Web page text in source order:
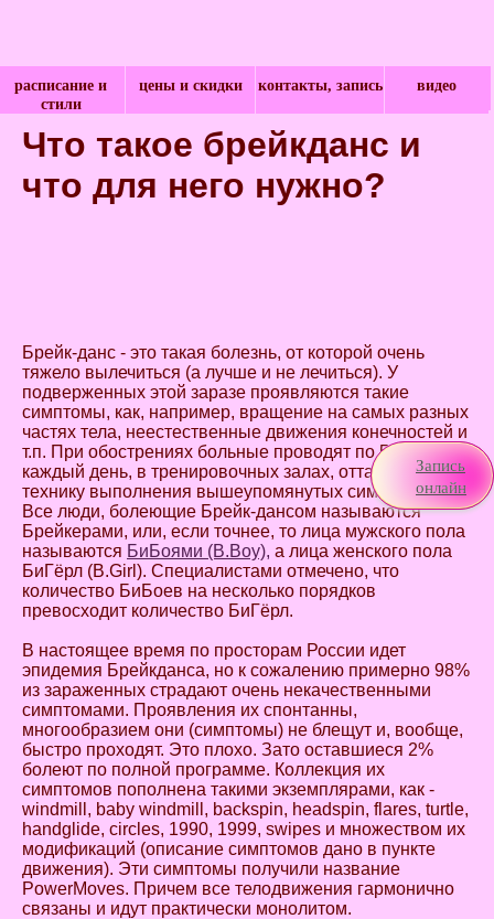
расписание и
стили
цены и скидки контакты, запись видео
Запись
онлайн
Что такое брейкданс и
что для него нужно?
Брейк-данс - это такая болезнь, от которой очень
тяжело вылечиться (а лучше и не лечиться). У
подверженных этой заразе проявляются такие
симптомы, как, например, вращение на самых разных
частях тела, неестественные движения конечностей и
т.п. При обострениях больные проводят по 5-6 часов,
каждый день, в тренировочных залах, оттачивая
технику выполнения вышеупомянутых симптомов.
Все люди, болеющие Брейк-дансом называются
Брейкерами, или, если точнее, то лица мужского пола
называются БиБоями (B.Boy), а лица женского пола
БиГёрл (B.Girl). Специалистами отмечено, что
количество БиБоев на несколько порядков
превосходит количество БиГёрл.
В настоящее время по просторам России идет
эпидемия Брейкданса, но к сожалению примерно 98%
из зараженных страдают очень некачественными
симптомами. Проявления их спонтанны,
многообразием они (симптомы) не блещут и, вообще,
быстро проходят. Это плохо. Зато оставшиеся 2%
болеют по полной программе. Коллекция их
симптомов пополнена такими экземплярами, как -
windmill, baby windmill, backspin, headspin, flares, turtle,
handglide, сircles, 1990, 1999, swipes и множеством их
модификаций (описание симптомов дано в пункте
движения). Эти симптомы получили название
PowerMoves. Причем все телодвижения гармонично
связаны и идут практически монолитом.